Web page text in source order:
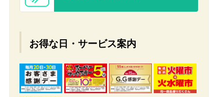
お得な日・サービス案内